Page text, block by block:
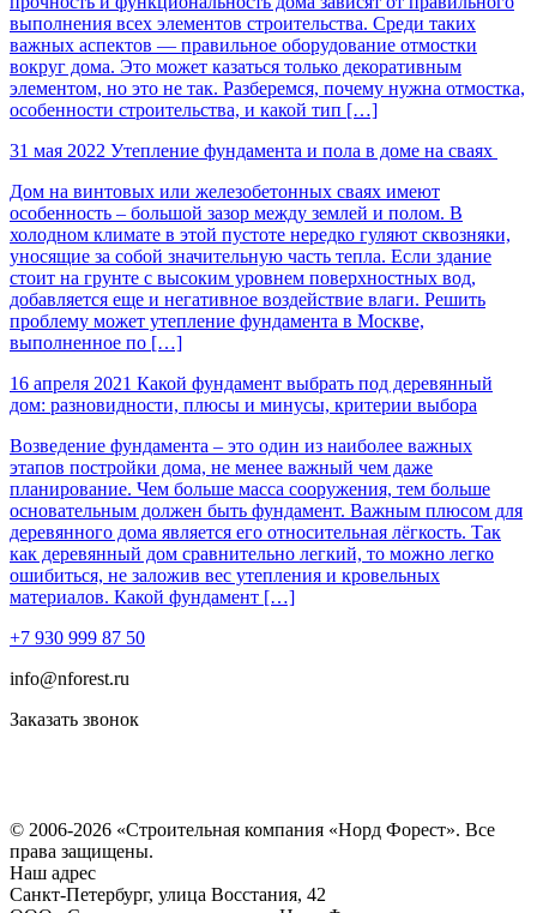
выполнения всех элементов строительства. Среди таких
важных аспектов — правильное оборудование отмостки
вокруг дома. Это может казаться только декоративным
элементом, но это не так. Разберемся, почему нужна отмостка,
особенности строительства, и какой тип […]
31 мая 2022 Утепление фундамента и пола в доме на сваях
Дом на винтовых или железобетонных сваях имеют
особенность – большой зазор между землей и полом. В
холодном климате в этой пустоте нередко гуляют сквозняки,
уносящие за собой значительную часть тепла. Если здание
стоит на грунте с высоким уровнем поверхностных вод,
добавляется еще и негативное воздействие влаги. Решить
проблему может утепление фундамента в Москве,
выполненное по […]
16 апреля 2021 Какой фундамент выбрать под деревянный
дом: разновидности, плюсы и минусы, критерии выбора
Возведение фундамента – это один из наиболее важных
этапов постройки дома, не менее важный чем даже
планирование. Чем больше масса сооружения, тем больше
основательным должен быть фундамент. Важным плюсом для
деревянного дома является его относительная лёгкость. Так
как деревянный дом сравнительно легкий, то можно легко
ошибиться, не заложив вес утепления и кровельных
материалов. Какой фундамент […]
+7 930 999 87 50
info@nforest.ru
Заказать звонок
© 2006-2026 «Строительная компания «Норд Форест». Все
права защищены.
Наш адрес
​Санкт-Петербург, улица Восстания, 42